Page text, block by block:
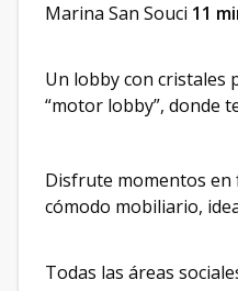
Marina San Souci 11
Un lobby con cristales
“motor lobby”, donde
Disfrute momentos en
cómodo mobiliario,
Todas las áreas